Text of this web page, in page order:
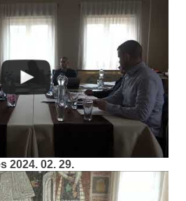
2024. 02. 29.